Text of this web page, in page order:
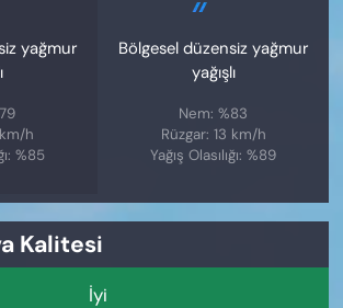
yağmur
h
%85
Bölgesel düzensiz yağmur
yağışlı
Nem: %83
Rüzgar: 13 km/h
Yağış Olasılığı: %89
Kalitesi
İyi